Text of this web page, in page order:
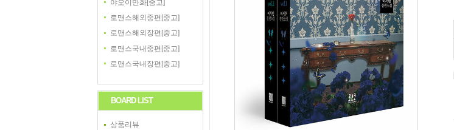
야오이만화[중고]
로맨스해외중편[중고]
로맨스해외장편[중고]
로맨스국내중편[중고]
로맨스국내장편[중고]
BOARD LIST
상품리뷰